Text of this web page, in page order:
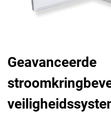
Geavanceerde